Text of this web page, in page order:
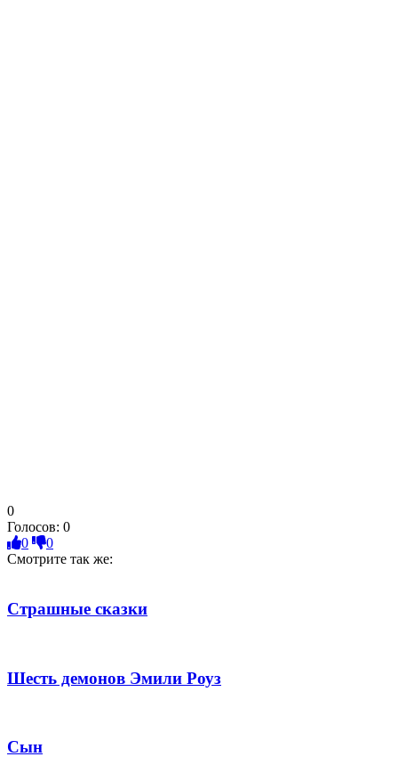
0
Голосов: 0
0
0
Смотрите так же:
Страшные сказки
Шесть демонов Эмили Роуз
Сын